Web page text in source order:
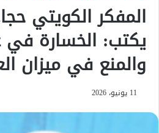
المفكر الكويتي
يكتب: الخسارة في
والمنع في ميزان
11 يونيو، 2026